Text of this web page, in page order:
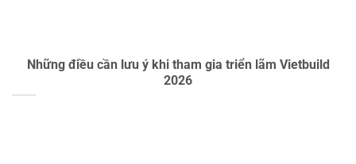
Những điều cần lưu ý khi tham gia triển lãm Vietbuild
2026